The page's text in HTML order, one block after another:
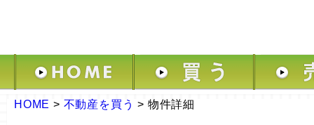
HOME > 不動産を買う > 物件詳細